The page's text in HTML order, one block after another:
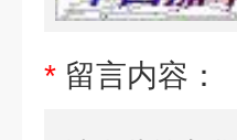
* 留言内容：